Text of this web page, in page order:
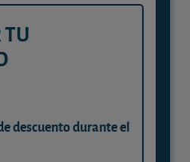
TU
descuento durante el